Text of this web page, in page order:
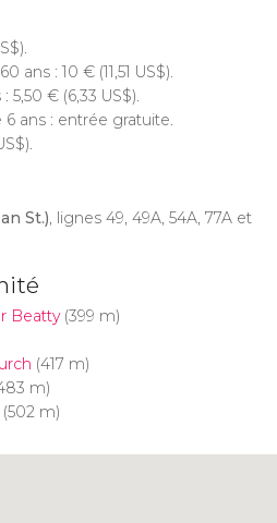
).
ans : 10 €(11,51 US$).
5,50 €(6,33 US$).
ans : entrée gratuite.
).
St.), lignes 49, 49A, 54A, 77A et
Beatty(399 m)
(417 m)
m)
(502 m)